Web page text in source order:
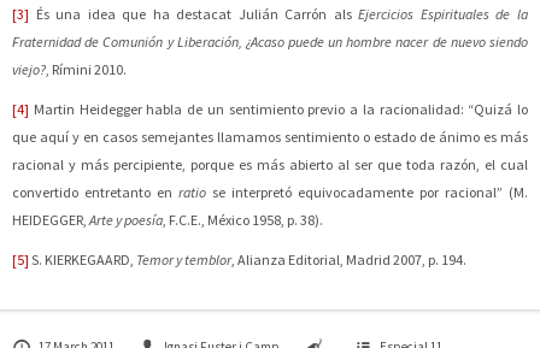
[3] És una idea que ha destacat Julián Carrón alsEjercicios Espirituales de la
Fraternidad de Comunión y Liberación, ¿Acaso puede un hombre nacer de nuevo siendo
viejo?, Rímini 2010.
[4] Martin Heidegger habla de un sentimiento previo a la racionalidad: “Quizá lo
que aquí y en casos semejantes llamamos sentimiento o estado de ánimo es más
racional y más percipiente, porque es más abierto al ser que toda razón, el cual
convertido entretanto en ratio se interpretó equivocadamente por racional” (M.
HEIDEGGER,Arte y poesía, F.C.E., México 1958, p. 38).
[5] S. KIERKEGAARD, Temor y temblor, Alianza Editorial, Madrid 2007, p. 194.